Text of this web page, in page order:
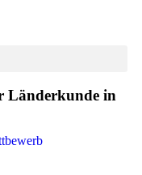
Länderkunde in